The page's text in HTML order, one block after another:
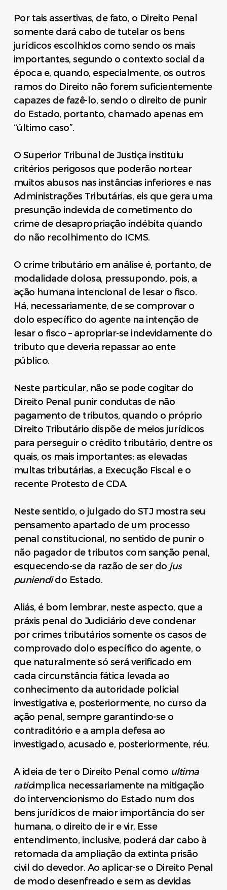
Por tais assertivas, de fato, o Direito Penal
somente dará cabo de tutelar os bens
jurídicos escolhidos como sendo os mais
importantes, segundo o contexto social da
época e, quando, especialmente, os outros
ramos do Direito não forem suficientemente
capazes de fazê-lo, sendo o direito de punir
do Estado, portanto, chamado apenas em
“último caso”.
O Superior Tribunal de Justiça instituiu
critérios perigosos que poderão nortear
muitos abusos nas instâncias inferiores e nas
Administrações Tributárias, eis que gera uma
presunção indevida de cometimento do
crime de desapropriação indébita quando
do não recolhimento do ICMS.
O crime tributário em análise é, portanto, de
modalidade dolosa, pressupondo, pois, a
ação humana intencional de lesar o fisco.
Há, necessariamente, de se comprovar o
dolo específico do agente na intenção de
lesar o fisco – apropriar-se indevidamente do
tributo que deveria repassar ao ente
público.
Neste particular, não se pode cogitar do
Direito Penal punir condutas de não
pagamento de tributos, quando o próprio
Direito Tributário dispõe de meios jurídicos
para perseguir o crédito tributário, dentre os
quais, os mais importantes: as elevadas
multas tributárias, a Execução Fiscal e o
recente Protesto de CDA.
Neste sentido, o julgado do STJ mostra seu
pensamento apartado de um processo
penal constitucional, no sentido de punir o
não pagador de tributos com sanção penal,
esquecendo-se da razão de ser do jus
puniendido Estado.
Aliás, é bom lembrar, neste aspecto, que a
práxis penal do Judiciário deve condenar
por crimes tributários somente os casos de
comprovado dolo específico do agente, o
que naturalmente só será verificado em
cada circunstância fática levada ao
conhecimento da autoridade policial
investigativa e, posteriormente, no curso da
ação penal, sempre garantindo-se o
contraditório e a ampla defesa ao
investigado, acusado e, posteriormente, réu.
A ideia de ter o Direito Penal como ultima
ratioimplica necessariamente na mitigação
do intervencionismo do Estado num dos
bens jurídicos de maior importância do ser
humana, o direito de ir e vir. Esse
entendimento, inclusive, poderá dar cabo à
retomada da ampliação da extinta prisão
civil do devedor. Ao aplicar-se o Direito Penal
de modo desenfreado e sem as devidas